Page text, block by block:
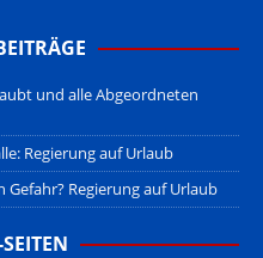
und alle Abgeordneten
Regierung auf Urlaub
Regierung auf Urlaub